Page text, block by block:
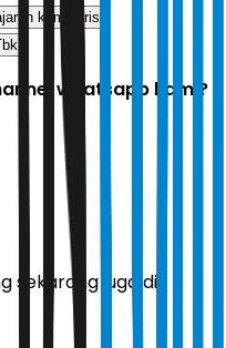
komisaris
whatsapp kami?
sekarang juga di